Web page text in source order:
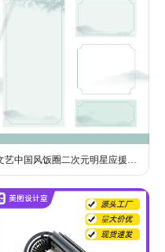
文艺中国风饭圈二次元明星应援古风属性图模板背景素材